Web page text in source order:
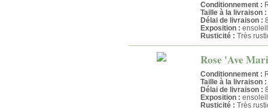
Conditionnement :
Taille à la livraison :
Délai de livraison :
Exposition :
Rusticité : Très
Rose 'Ave
Conditionnement :
Taille à la livraison :
Délai de livraison :
Exposition :
Rusticité : Très